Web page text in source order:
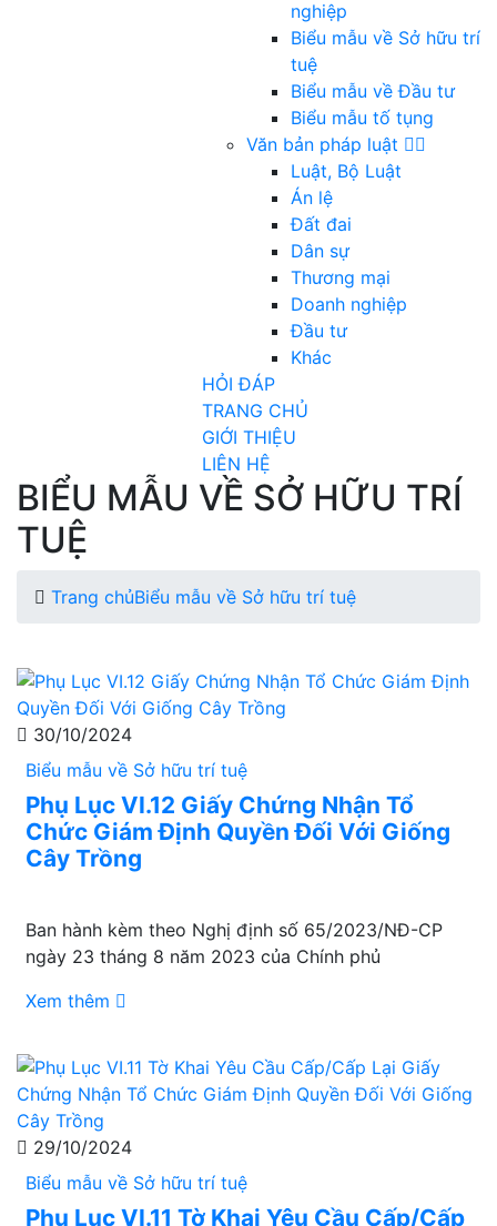
nghiệp
Biểu mẫu về Sở hữu trí
tuệ
Biểu mẫu về Đầu tư
Biểu mẫu tố tụng
Văn bản pháp luật
Luật, Bộ Luật
Án lệ
Đất đai
Dân sự
Thương mại
Doanh nghiệp
Đầu tư
Khác
HỎI ĐÁP
TRANG CHỦ
GIỚI THIỆU
LIÊN HỆ
BIỂU MẪU VỀ SỞ HỮU TRÍ
TUỆ
Trang chủBiểu mẫu về Sở hữu trí tuệ
30/10/2024
Biểu mẫu về Sở hữu trí tuệ
Phụ Lục VI.12 Giấy Chứng Nhận Tổ
Chức Giám Định Quyền Đối Với Giống
Cây Trồng
Ban hành kèm theo Nghị định số 65/2023/NĐ-CP
ngày 23 tháng 8 năm 2023 của Chính phủ
Xem thêm
29/10/2024
Biểu mẫu về Sở hữu trí tuệ
Phụ Lục VI.11 Tờ Khai Yêu Cầu Cấp/Cấp